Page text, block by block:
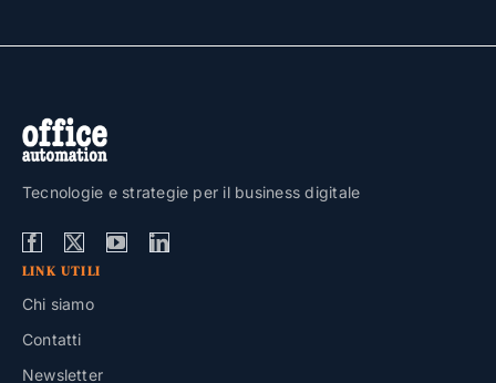
Tecnologie e strategie per il business digitale
LINK UTILI
Chi siamo
Contatti
Newsletter